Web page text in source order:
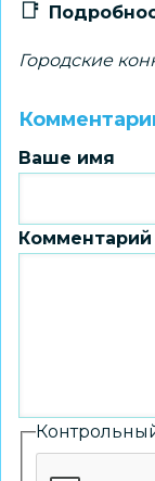
Городские
Ваше имя
Комментарий